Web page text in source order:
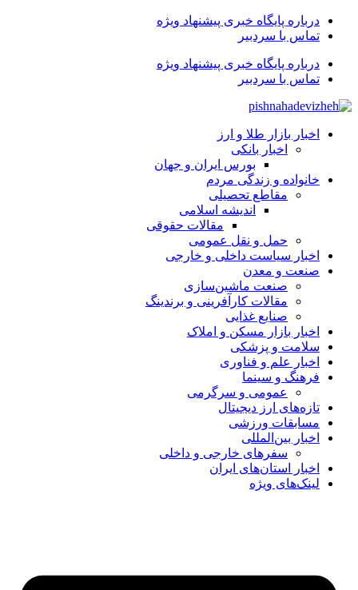
درباره پایگاه خبری پیشنهاد ویژه
تماس با سردبیر
درباره پایگاه خبری پیشنهاد ویژه
تماس با سردبیر
اخبار بازار طلا و ارز
اخبار بانکی
بورس ایران و جهان
خانواده و زندگی مردم
مقاطع تحصیلی
اندیشه اسلامی
مقالات حقوقی
حمل و نقل عمومی
اخبار سیاست داخلی و خارجی
صنعت و معدن
صنعت ماشین‌سازی
مقالات کارآفرینی و برندینگ
صنایع غذایی
اخبار بازار مسکن و املاک
سلامت و پزشکی
اخبار علم و فناوری
فرهنگ و سینما
عمومی و سرگرمی
تازه‌های ارز دیجیتال
مسابقات ورزشی
اخبار بین‌المللی
سفرهای خارجی و داخلی
اخبار استان‌های ایران
لینک‌های ویژه